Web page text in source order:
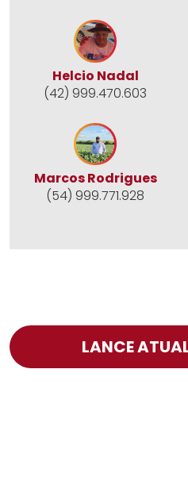
Helcio Nadal
(42) 999.470.603
Marcos Rodrigues
(54) 999.771.928
LANCE